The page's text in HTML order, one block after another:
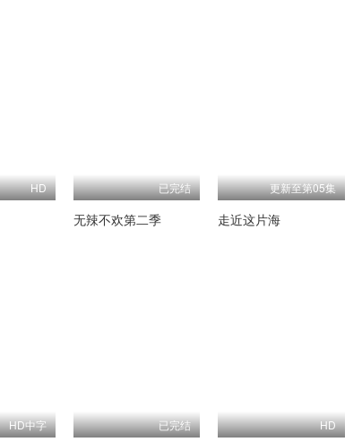
HD 已完结
无辣不欢第二季
更新至第05集
走近这片海
HD中字 已完结 HD